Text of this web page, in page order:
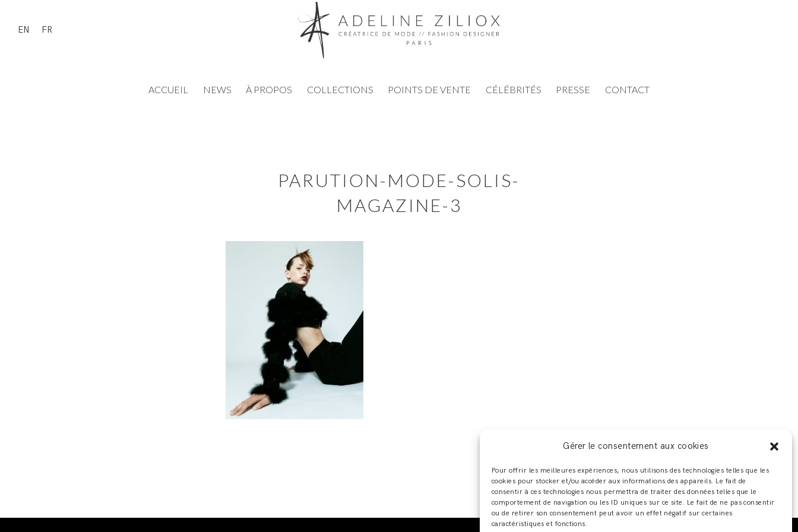
Gérer le consentement aux cookies
Pour offrir les meilleures expériences, nous utilisons des technologies telles que les
cookies pour stocker et/ou accéder aux informations des appareils. Le fait de
consentir à ces technologies nous permettra de traiter des données telles que le
comportement de navigation ou les ID uniques sur ce site. Le fait de ne pas consentir
ou de retirer son consentement peut avoir un effet négatif sur certaines
caractéristiques et fonctions.
FR
EN
ACCUEIL NEWS À PROPOS COLLECTIONS POINTS DE VENTE CÉLÉBRITÉS PRESSE CONTACT
PARUTION-MODE-SOLIS-
MAGAZINE-3